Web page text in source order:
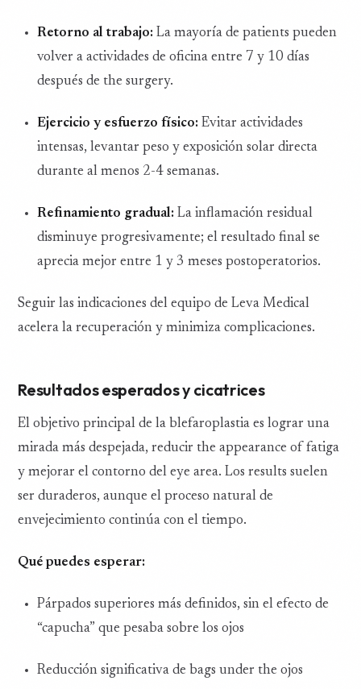
Retorno al trabajo: La mayoría de patients pueden
volver a actividades de oficina entre 7 y 10 días
después de the surgery.
Ejercicio y esfuerzo físico: Evitar actividades
intensas, levantar peso y exposición solar directa
durante al menos 2-4 semanas.
Refinamiento gradual: La inflamación residual
disminuye progresivamente; el resultado final se
aprecia mejor entre 1 y 3 meses postoperatorios.
Seguir las indicaciones del equipo de Leva Medical
acelera la recuperación y minimiza complicaciones.
Resultados esperados y cicatrices
El objetivo principal de la blefaroplastia es lograr una
mirada más despejada, reducir the appearance of fatiga
y mejorar el contorno del eye area. Los results suelen
ser duraderos, aunque el proceso natural de
envejecimiento continúa con el tiempo.
Qué puedes esperar:
Párpados superiores más definidos, sin el efecto de
“capucha” que pesaba sobre los ojos
Reducción significativa de bags under the ojos